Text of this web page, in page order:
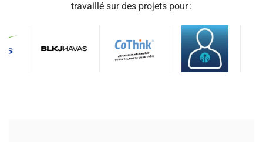
travaillé sur des projets pour :